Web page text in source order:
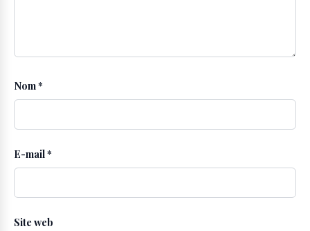
Nom*
E-mail*
Site web